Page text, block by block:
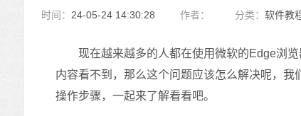
时间： 24-05-24 14:30:28 作者： 分类： 软件教
现在越来越多的人都在使用微软的Edge浏览
内容看不到，那么这个问题应该怎么解决呢，
操作步骤，一起来了解看看吧。